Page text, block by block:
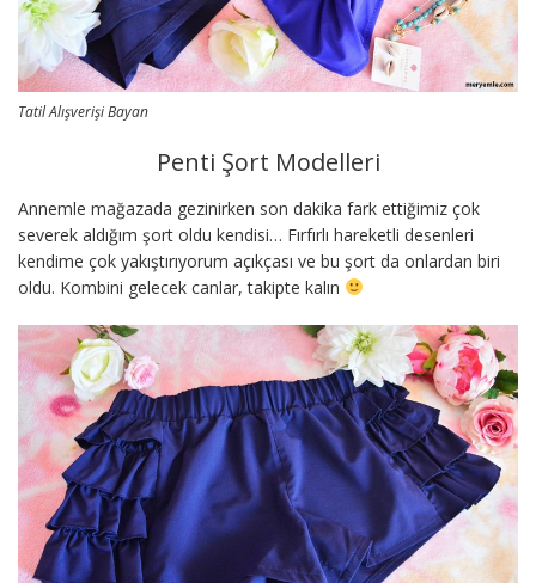
Tatil Alışverişi Bayan
Penti Şort Modelleri
Annemle mağazada gezinirken son dakika fark ettiğimiz çok
severek aldığım şort oldu kendisi… Fırfırlı hareketli desenleri
kendime çok yakıştırıyorum açıkçası ve bu şort da onlardan biri
oldu. Kombini gelecek canlar, takipte kalın